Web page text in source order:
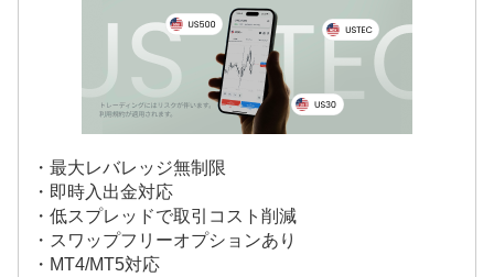
・最大レバレッジ無制限
・即時入出金対応
・低スプレッドで取引コスト削減
・スワップフリーオプションあり
・MT4/MT5対応